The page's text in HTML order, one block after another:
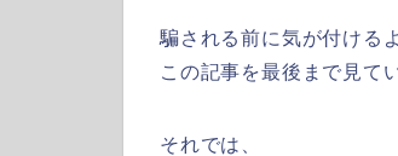
騙される前に気が付ける
この記事を最後まで見て
それでは、